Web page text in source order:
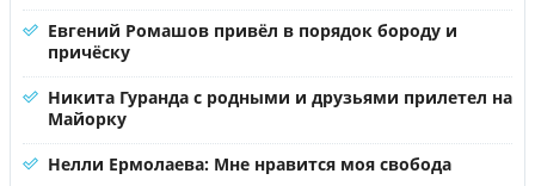
Евгений Ромашов привёл в порядок бороду и
причёску
Никита Гуранда с родными и друзьями прилетел на
Майорку
Нелли Ермолаева: Мне нравится моя свобода